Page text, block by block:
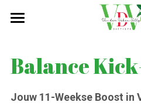
Waarvoor kan je bij mij
Consultaties
Balance
Jouw 11-Weekse Boost in